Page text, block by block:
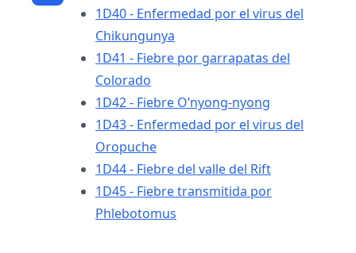
1D40 - Enfermedad por el virus del
Chikungunya
1D41 - Fiebre por garrapatas del
Colorado
1D42 - Fiebre O’nyong-nyong
1D43 - Enfermedad por el virus del
Oropuche
1D44 - Fiebre del valle del Rift
1D45 - Fiebre transmitida por
Phlebotomus